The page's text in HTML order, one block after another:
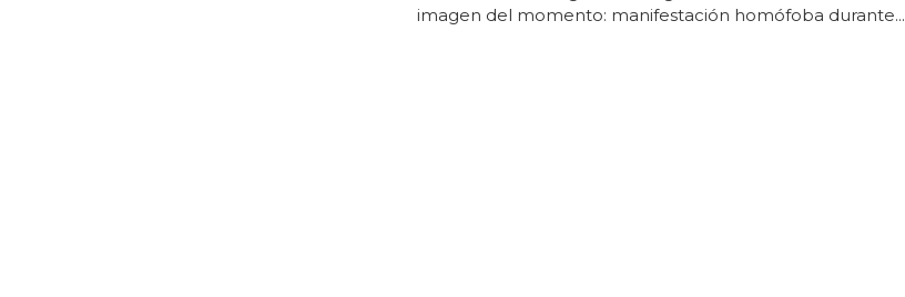
imagen del momento: manifestación homófoba durante...